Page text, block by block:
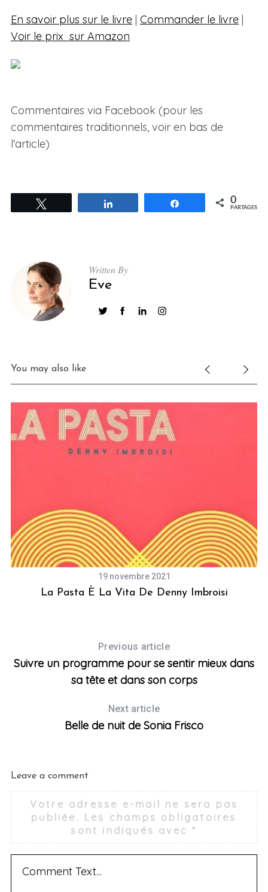
En savoir plus sur le livre| Commander le livre|
Voir le prix sur Amazon
Commentaires via Facebook (pour les
commentaires traditionnels, voir en bas de
l'article)
Partagez 0
PARTAGES
Written By
Eve
You may also like
19 novembre 2021
La Pasta È La Vita De Denny Imbroisi
Previous article
Suivre un programme pour se sentir mieux dans
sa tête et dans son corps
Next article
Belle de nuit de Sonia Frisco
Leave a comment
Votre adresse e-mail ne sera pas
publiée. Les champs obligatoires
sont indiqués avec*